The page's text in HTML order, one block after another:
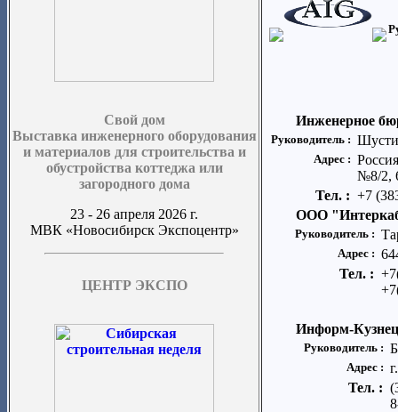
Свой дом
Выставка инженерного оборудования
и материалов для строительства и
обустройства коттеджа или
загородного дома
23 - 26 апреля 2026 г.
МВК «Новосибирск Экспоцентр»
ЦЕНТР ЭКСПО
Инженерное
Руководитель :
Адрес :
№8/2,
Тел. : +7
ООО
Руководитель :
Адрес :
Тел. :
Информ-
Руководитель :
Адрес :
Тел. :